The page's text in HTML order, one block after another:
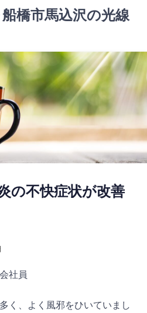
橋市馬込沢の光線
の不快症状が改善
社員
く、よく風邪をひいていまし